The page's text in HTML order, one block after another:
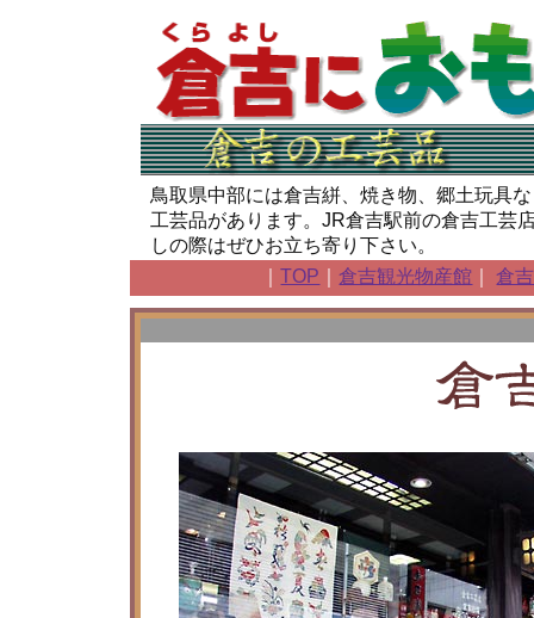
鳥取県中部には倉吉絣、焼き物、郷土玩具
工芸品があります。JR倉吉駅前の倉吉工芸
しの際はぜひお立ち寄り下さい。
｜TOP ｜倉吉観光物産館 ｜倉